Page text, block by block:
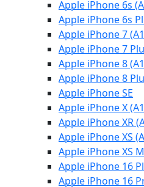
Apple iPhone 6s
Apple iPhone 6s
Apple iPhone 7
Apple iPhone 7
Apple iPhone 8
Apple iPhone 8
Apple iPhone SE
Apple iPhone X
Apple iPhone XR
Apple iPhone XS
Apple iPhone XS
Apple iPhone 16
Apple iPhone 16